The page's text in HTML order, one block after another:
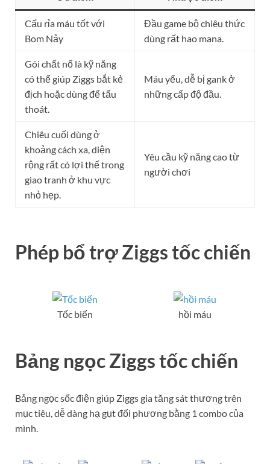
Cấu rỉa máu tốt với
Bom Nảy
Đầu game bộ chiêu thức
dùng rất hao mana.
Gói chất nổ là kỹ năng
có thể giúp Ziggs bắt kẻ
địch hoặc dùng để tẩu
thoát.
Máu yếu, dễ bị gank ở
những cấp độ đầu.
Chiêu cuối dùng ở
khoảng cách xa, diện
rộng rất có lợi thế trong
giao tranh ở khu vực
nhỏ hẹp.
Yêu cầu kỹ năng cao từ
người chơi
Phép bổ trợ Ziggs tốc chiến
Tốc biến hồi máu
Bảng ngọc Ziggs tốc chiến
Bảng ngọc sốc điện giúp Ziggs gia tăng sát thương trên
mục tiêu, dễ dàng hạ gụt đối phương bằng 1 combo của
mình.